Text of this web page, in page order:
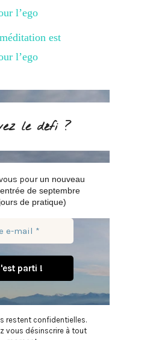
l’ego
est
l’ego
le défi ?
pour un nouveau
de septembre
de pratique)
restent confidentielles.
vous désinscrire à tout